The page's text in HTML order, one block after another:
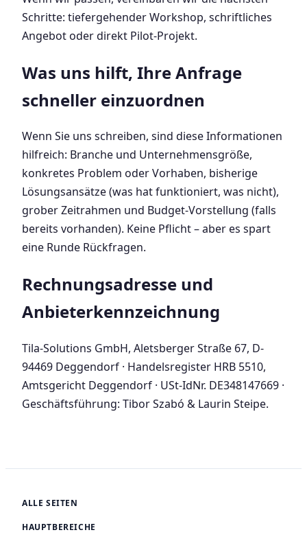
Schritte: tiefergehender Workshop, schriftliches
Angebot oder direkt Pilot-Projekt.
Was uns hilft, Ihre Anfrage
schneller einzuordnen
Wenn Sie uns schreiben, sind diese Informationen
hilfreich: Branche und Unternehmensgröße,
konkretes Problem oder Vorhaben, bisherige
Lösungsansätze (was hat funktioniert, was nicht),
grober Zeitrahmen und Budget-Vorstellung (falls
bereits vorhanden). Keine Pflicht – aber es spart
eine Runde Rückfragen.
Rechnungsadresse und
Anbieterkennzeichnung
Tila-Solutions GmbH, Aletsberger Straße 67, D-
94469 Deggendorf · Handelsregister HRB 5510,
Amtsgericht Deggendorf · USt-IdNr. DE348147669 ·
Geschäftsführung: Tibor Szabó & Laurin Steipe.
ALLE SEITEN
HAUPTBEREICHE